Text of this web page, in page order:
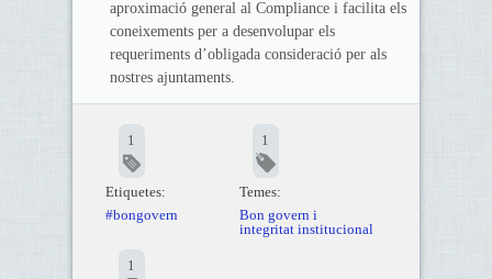
aproximació general al Compliance i facilita els
coneixements per a desenvolupar els
requeriments d’obligada consideració per als
nostres ajuntaments.
1
Etiquetes:
#bongovern
1
Temes:
Bon govern i
integritat institucional
1